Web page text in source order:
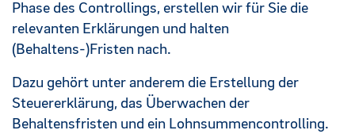
Phase des Controllings, erstellen wir für Sie die
relevanten Erklärungen und halten
(Behaltens-)Fristen nach.
Dazu gehört unter anderem die Erstellung der
Steuererklärung, das Überwachen der
Behaltensfristen und ein Lohnsummencontrolling.